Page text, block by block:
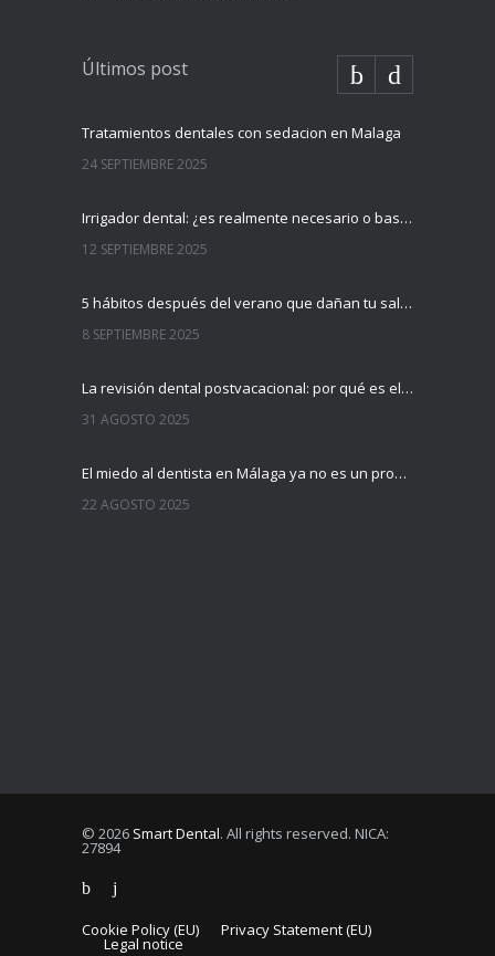
Últimos post
Tratamientos dentales con sedacion en Malaga
24 SEPTIEMBRE 2025
Irrigador dental: ¿es realmente necesario o basta con el cepillo?
12 SEPTIEMBRE 2025
5 hábitos después del verano que dañan tu salud dental (y cómo evitarlos)
8 SEPTIEMBRE 2025
La revisión dental postvacacional: por qué es el mejor momento para hacerla
31 AGOSTO 2025
El miedo al dentista en Málaga ya no es un problema
22 AGOSTO 2025
© 2026 Smart Dental. All rights reserved. NICA:
27894
Cookie Policy (EU) Privacy Statement (EU)
Legal notice